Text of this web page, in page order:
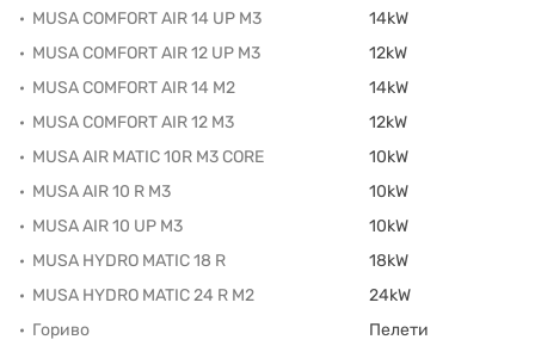
MUSA COMFORT AIR 14 UP M3
14kW
MUSA COMFORT AIR 12 UP M3
12kW
MUSA COMFORT AIR 14 M2
14kW
MUSA COMFORT AIR 12 M3
12kW
MUSA AIR MATIC 10R M3 CORE
10kW
MUSA AIR 10 R M3
10kW
MUSA AIR 10 UP M3
10kW
MUSA HYDRO MATIC 18 R
18kW
MUSA HYDRO MATIC 24 R M2
24kW
Гориво
Пелети